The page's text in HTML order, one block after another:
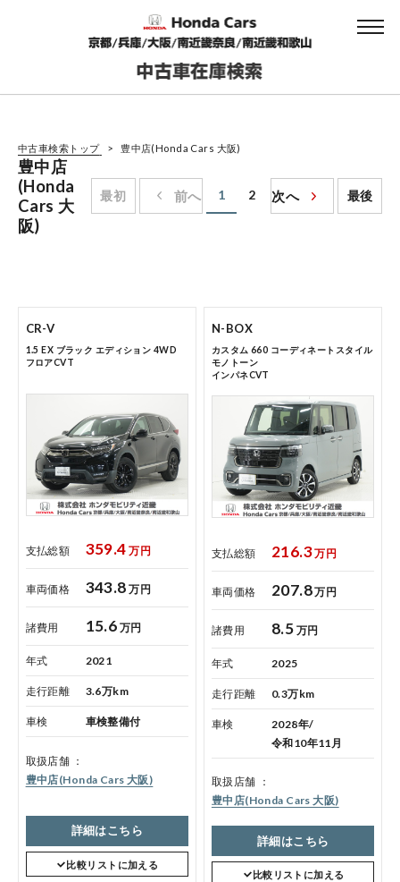
中古車検索トップ 豊中店(Honda Cars 大阪)
豊中店
(Honda
Cars 大
阪)
最初 前へ 1 2 次へ 最後
CR-V
1.5 EX ブラック エディション 4WD
フロアCVT
支払総額 359.4 万円
車両価格 343.8 万円
諸費用 15.6 万円
年式 2021
走行距離 3.6万km
車検 車検整備付
取扱店舗
豊中店(Honda Cars 大阪)
詳細はこちら
比較リストに加える
N-BOX
カスタム 660 コーディネートスタイル
モノトーン
インパネCVT
支払総額 216.3万円
車両価格 207.8万円
諸費用 8.5 万円
年式 2025
走行距離 0.3万km
車検
2028年/
令和10年11月
取扱店舗
豊中店(Honda Cars 大阪)
詳細はこちら
比較リストに加える